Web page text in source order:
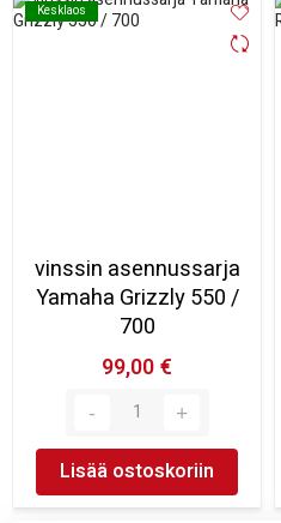
Kesklaos
Kesklaos
vinssin asennussarja
Yamaha Grizzly 550 /
700
99,00 €
Lisää ostoskoriin